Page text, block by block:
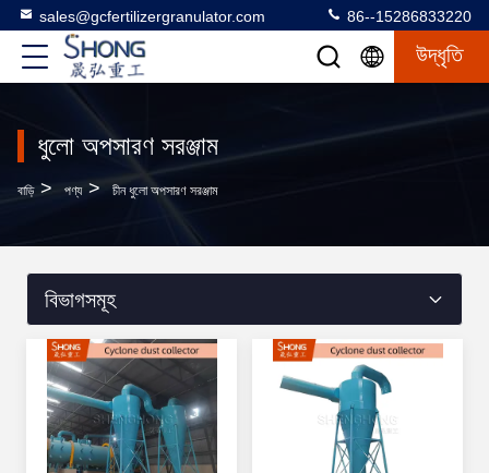
sales@gcfertilizergranulator.com 86--15286833220
উদ্ধৃতি
ধুলো অপসারণ সরঞ্জাম
বাড়ি > পণ্য > চীন ধুলো অপসারণ সরঞ্জাম
বিভাগসমূহ